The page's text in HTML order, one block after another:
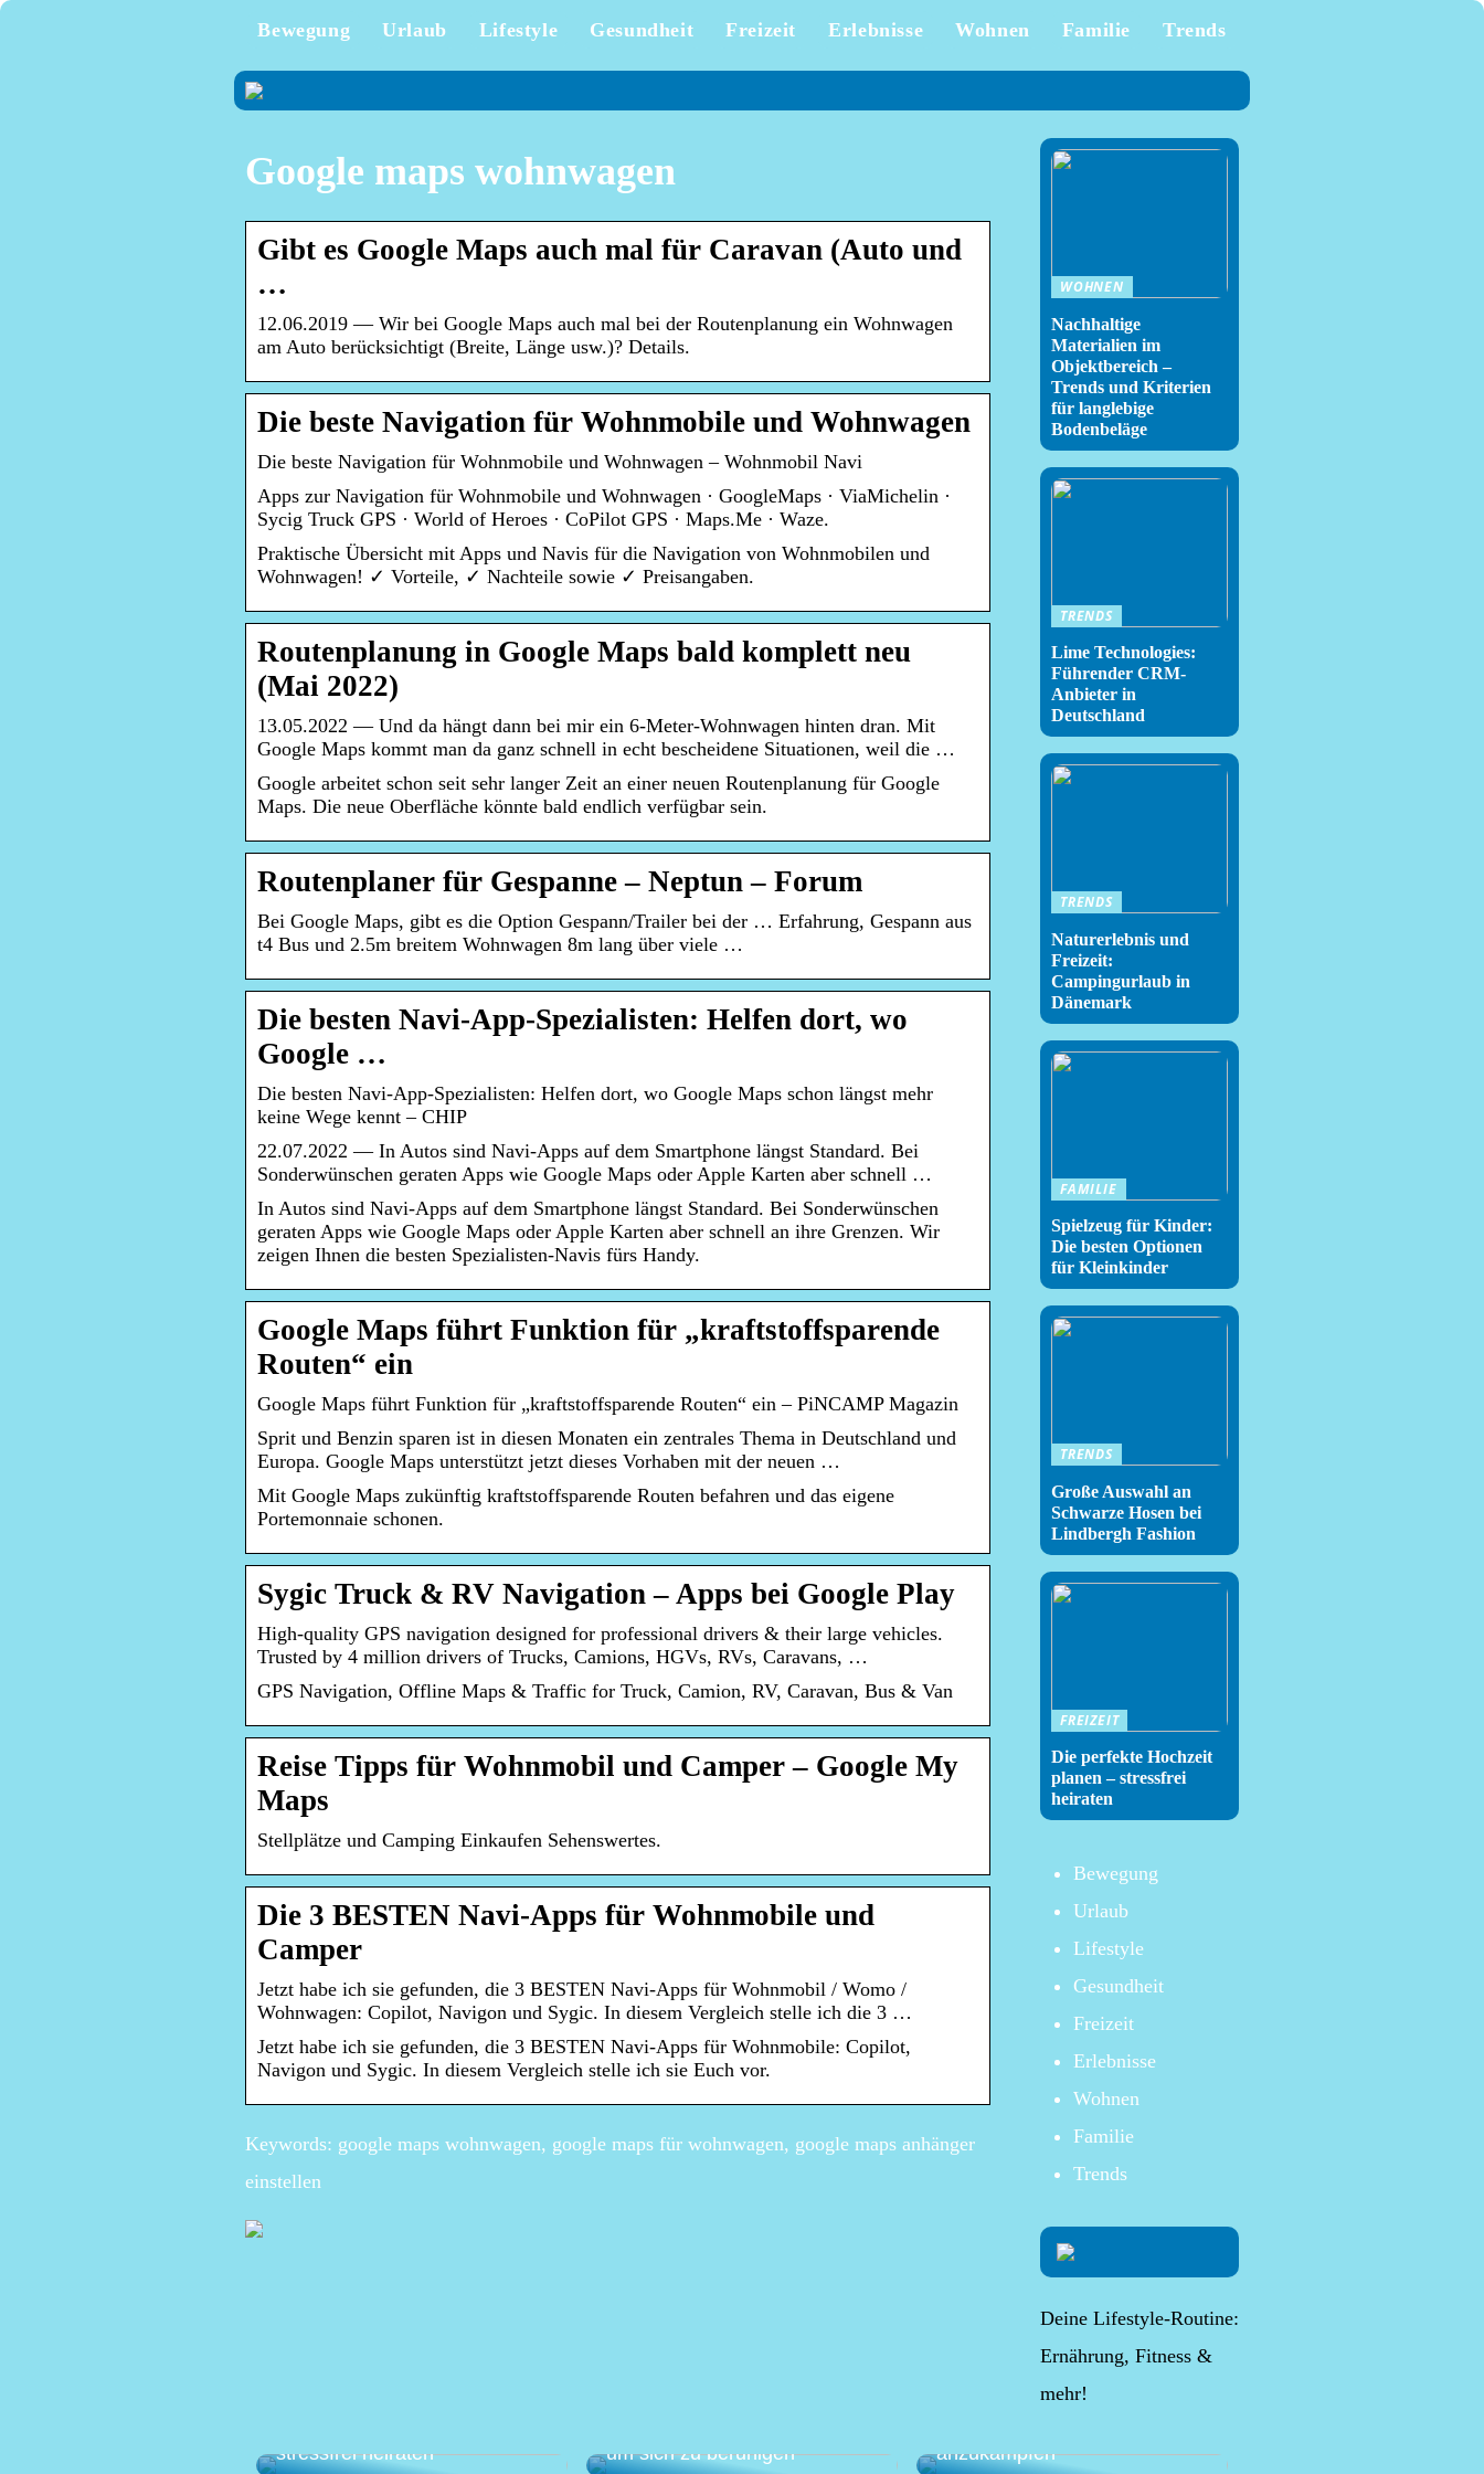
Bewegung Urlaub Lifestyle Gesundheit Freizeit Erlebnisse Wohnen Familie Trends
Google maps wohnwagen
Gibt es Google Maps auch mal für Caravan (Auto und
…
12.06.2019 — Wir bei Google Maps auch mal bei der Routenplanung ein Wohnwagen
am Auto berücksichtigt (Breite, Länge usw.)? Details.
Die beste Navigation für Wohnmobile und Wohnwagen
Die beste Navigation für Wohnmobile und Wohnwagen – Wohnmobil Navi
Apps zur Navigation für Wohnmobile und Wohnwagen · GoogleMaps · ViaMichelin ·
Sycig Truck GPS · World of Heroes · CoPilot GPS · Maps.Me · Waze.
Praktische Übersicht mit Apps und Navis für die Navigation von Wohnmobilen und
Wohnwagen! ✓ Vorteile, ✓ Nachteile sowie ✓ Preisangaben.
Routenplanung in Google Maps bald komplett neu
(Mai 2022)
13.05.2022 — Und da hängt dann bei mir ein 6-Meter-Wohnwagen hinten dran. Mit
Google Maps kommt man da ganz schnell in echt bescheidene Situationen, weil die …
Google arbeitet schon seit sehr langer Zeit an einer neuen Routenplanung für Google
Maps. Die neue Oberfläche könnte bald endlich verfügbar sein.
Routenplaner für Gespanne – Neptun – Forum
Bei Google Maps, gibt es die Option Gespann/Trailer bei der … Erfahrung, Gespann aus
t4 Bus und 2.5m breitem Wohnwagen 8m lang über viele …
Die besten Navi-App-Spezialisten: Helfen dort, wo
Google …
Die besten Navi-App-Spezialisten: Helfen dort, wo Google Maps schon längst mehr
keine Wege kennt – CHIP
22.07.2022 — In Autos sind Navi-Apps auf dem Smartphone längst Standard. Bei
Sonderwünschen geraten Apps wie Google Maps oder Apple Karten aber schnell …
In Autos sind Navi-Apps auf dem Smartphone längst Standard. Bei Sonderwünschen
geraten Apps wie Google Maps oder Apple Karten aber schnell an ihre Grenzen. Wir
zeigen Ihnen die besten Spezialisten-Navis fürs Handy.
Google Maps führt Funktion für „kraftstoffsparende
Routen“ ein
Google Maps führt Funktion für „kraftstoffsparende Routen“ ein – PiNCAMP Magazin
Sprit und Benzin sparen ist in diesen Monaten ein zentrales Thema in Deutschland und
Europa. Google Maps unterstützt jetzt dieses Vorhaben mit der neuen …
Mit Google Maps zukünftig kraftstoffsparende Routen befahren und das eigene
Portemonnaie schonen.
Sygic Truck & RV Navigation – Apps bei Google Play
High-quality GPS navigation designed for professional drivers & their large vehicles.
Trusted by 4 million drivers of Trucks, Camions, HGVs, RVs, Caravans, …
GPS Navigation, Offline Maps & Traffic for Truck, Camion, RV, Caravan, Bus & Van
Reise Tipps für Wohnmobil und Camper – Google My
Maps
Stellplätze und Camping Einkaufen Sehenswertes.
Die 3 BESTEN Navi-Apps für Wohnmobile und
Camper
Jetzt habe ich sie gefunden, die 3 BESTEN Navi-Apps für Wohnmobil / Womo /
Wohnwagen: Copilot, Navigon und Sygic. In diesem Vergleich stelle ich die 3 …
Jetzt habe ich sie gefunden, die 3 BESTEN Navi-Apps für Wohnmobile: Copilot,
Navigon und Sygic. In diesem Vergleich stelle ich sie Euch vor.
Keywords: google maps wohnwagen, google maps für wohnwagen, google maps anhänger
einstellen
WOHNEN
Nachhaltige
Materialien im
Objektbereich –
Trends und Kriterien
für langlebige
Bodenbeläge
TRENDS
Lime Technologies:
Führender CRM-
Anbieter in
Deutschland
TRENDS
Naturerlebnis und
Freizeit:
Campingurlaub in
Dänemark
FAMILIE
Spielzeug für Kinder:
Die besten Optionen
für Kleinkinder
TRENDS
Große Auswahl an
Schwarze Hosen bei
Lindbergh Fashion
FREIZEIT
Die perfekte Hochzeit
planen – stressfrei
heiraten
Bewegung
Urlaub
Lifestyle
Gesundheit
Freizeit
Erlebnisse
Wohnen
Familie
Trends
Deine Lifestyle-Routine:
Ernährung, Fitness &
mehr!
stressfrei heiraten
um sich zu beruhigen
anzukämpfen